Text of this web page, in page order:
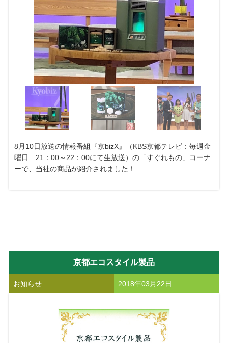
8月10日放送の情報番組『京bizX』（KBS京都テレビ：毎週金
曜日 21：00～22：00にて生放送）の「すぐれもの」コーナ
ーで、当社の商品が紹介されました！
京都エコスタイル製品
お知らせ 2018年03月22日